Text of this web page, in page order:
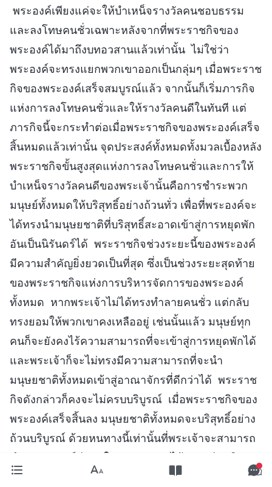
พระองค์เพียงแค่จะให้บำเหน็จรางวัลคนชอบธรรม
และลงโทษคนชั่วเฉพาะหลังจากที่พระราชกิจของ
พระองค์ได้มาถึงบทอวสานแล้วเท่านั้น ไม่ใช่ว่า
พระองค์จะทรงแยกพวกเขาออกเป็นกลุ่มๆ เมื่อพระราช
กิจของพระองค์เสร็จสมบูรณ์แล้ว จากนั้นก็เริ่มภารกิจ
แห่งการลงโทษคนชั่วและให้รางวัลคนดีในทันที แต่
ภารกิจนี้จะกระทำต่อเมื่อพระราชกิจของพระองค์เสร็จ
สิ้นหมดแล้วเท่านั้น จุดประสงค์ทั้งหมดทั้งมวลเบื้องหลัง
พระราชกิจขั้นสูงสุดแห่งการลงโทษคนชั่วและการให้
บำเหน็จรางวัลคนดีของพระเจ้านั้นคือการชำระพวก
มนุษย์ทั้งหมดให้บริสุทธิ์อย่างถ้วนทั่ว เพื่อที่พระองค์จะ
ได้ทรงนำมนุษยชาติที่บริสุทธิ์สะอาดเข้าสู่การหยุดพัก
อันเป็นนิรันดร์ได้ พระราชกิจช่วงระยะนี้ของพระองค์
มีความสำคัญยิ่งยวดเป็นที่สุด ซึ่งเป็นช่วงระยะสุดท้าย
ของพระราชกิจแห่งการบริหารจัดการของพระองค์
ทั้งหมด หากพระเจ้าไม่ได้ทรงทำลายคนชั่ว แต่กลับ
ทรงยอมให้พวกเขาคงเหลืออยู่ เช่นนั้นแล้ว มนุษย์ทุก
คนก็จะยังคงไร้ความสามารถที่จะเข้าสู่การหยุดพักได้
และพระเจ้าก็จะไม่ทรงมีความสามารถที่จะนำ
มนุษยชาติทั้งหมดเข้าสู่อาณาจักรที่ดีกว่าได้ พระราช
กิจดังกล่าวก็คงจะไม่ครบบริบูรณ์ เมื่อพระราชกิจของ
พระองค์เสร็จสิ้นลง มนุษยชาติทั้งหมดจะบริสุทธิ์อย่าง
ถ้วนบริบูรณ์ ด้วยหนทางนี้เท่านั้นที่พระเจ้าจะสามารถ
ดำรงพระชนม์ชีพอยู่ในการหยุดพักได้อย่างมีสันติสุข